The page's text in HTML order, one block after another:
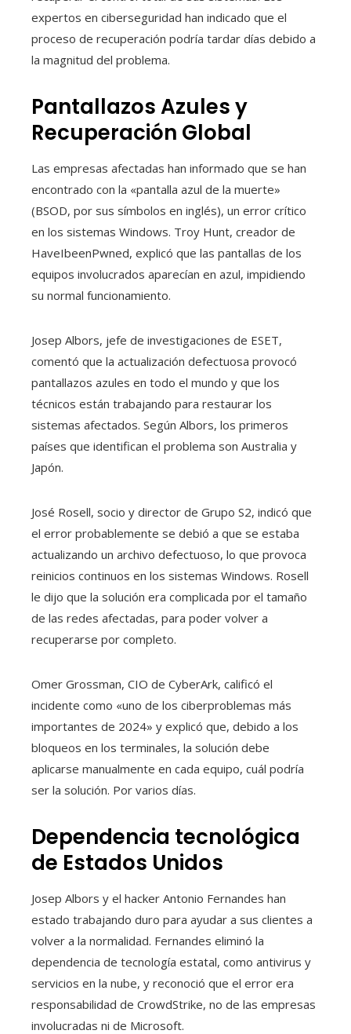
expertos en ciberseguridad han indicado que el
proceso de recuperación podría tardar días debido a
la magnitud del problema.
Pantallazos Azules y
Recuperación Global
Las empresas afectadas han informado que se han
encontrado con la «pantalla azul de la muerte»
(BSOD, por sus símbolos en inglés), un error crítico
en los sistemas Windows. Troy Hunt, creador de
HaveIbeenPwned, explicó que las pantallas de los
equipos involucrados aparecían en azul, impidiendo
su normal funcionamiento.
Josep Albors, jefe de investigaciones de ESET,
comentó que la actualización defectuosa provocó
pantallazos azules en todo el mundo y que los
técnicos están trabajando para restaurar los
sistemas afectados. Según Albors, los primeros
países que identifican el problema son Australia y
Japón.
José Rosell, socio y director de Grupo S2, indicó que
el error probablemente se debió a que se estaba
actualizando un archivo defectuoso, lo que provoca
reinicios continuos en los sistemas Windows. Rosell
le dijo que la solución era complicada por el tamaño
de las redes afectadas, para poder volver a
recuperarse por completo.
Omer Grossman, CIO de CyberArk, calificó el
incidente como «uno de los ciberproblemas más
importantes de 2024» y explicó que, debido a los
bloqueos en los terminales, la solución debe
aplicarse manualmente en cada equipo, cuál podría
ser la solución. Por varios días.
Dependencia tecnológica
de Estados Unidos
Josep Albors y el hacker Antonio Fernandes han
estado trabajando duro para ayudar a sus clientes a
volver a la normalidad. Fernandes eliminó la
dependencia de tecnología estatal, como antivirus y
servicios en la nube, y reconoció que el error era
responsabilidad de CrowdStrike, no de las empresas
involucradas ni de Microsoft.